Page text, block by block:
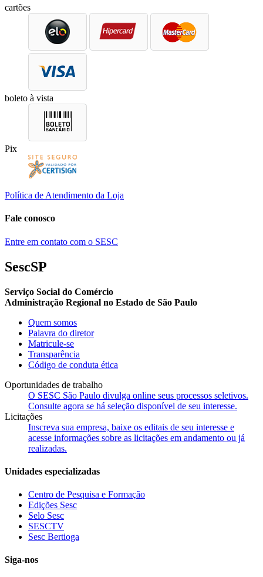
cartões
boleto à vista
Pix
Política de Atendimento da Loja
Fale conosco
Entre em contato com o SESC
SescSP
Serviço Social do Comércio
Administração Regional no Estado de São Paulo
Quem somos
Palavra do diretor
Matricule-se
Transparência
Código de conduta ética
Oportunidades de trabalho
O SESC São Paulo divulga online seus processos seletivos.
Consulte agora se há seleção disponível de seu interesse.
Licitações
Inscreva sua empresa, baixe os editais de seu interesse e
acesse informações sobre as licitações em andamento ou já
realizadas.
Unidades especializadas
Centro de Pesquisa e Formação
Edições Sesc
Selo Sesc
SESCTV
Sesc Bertioga
Siga-nos